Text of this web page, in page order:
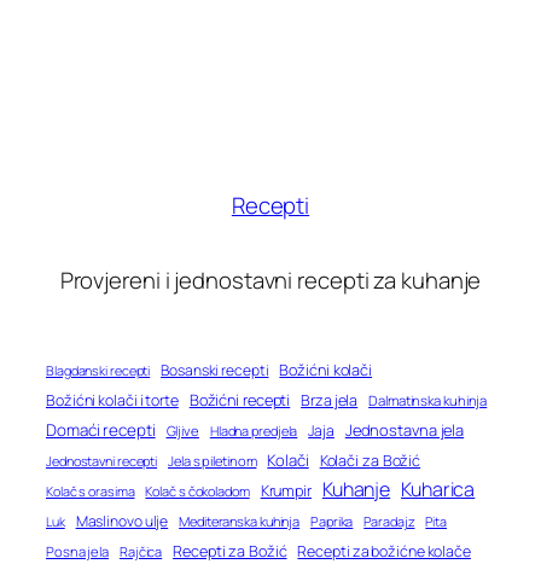
Recepti
Provjereni i jednostavni recepti za kuhanje
Blagdanski recepti Bosanski recepti Božićni kolači
Božićni kolači i torte Božićni recepti Brza jela Dalmatinska kuhinja
Domaći recepti Gljive Hladna predjela Jaja Jednostavna jela
Jednostavni recepti Jela s piletinom Kolači Kolači za Božić
Kolač s orasima Kolač s čokoladom Krumpir Kuhanje Kuharica
Luk Maslinovo ulje Mediteranska kuhinja Paprika Paradajz Pita
Posna jela Rajčica Recepti za Božić Recepti za božićne kolače